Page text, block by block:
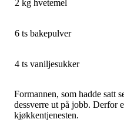
2 kg hvetemel
6 ts bakepulver
4 ts vaniljesukker
Formannen, som hadde satt
dessverre ut på jobb. Derfor
kjøkkentjenesten.